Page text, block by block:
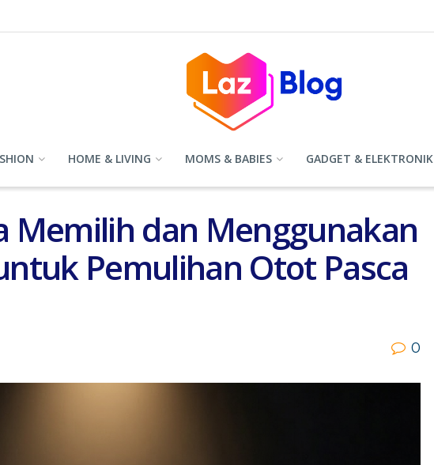
HOME & LIVING MOMS & BABIES GADGET & ELEKTRONIK
Memilih dan Menggunakan
Pemulihan Otot Pasca
0